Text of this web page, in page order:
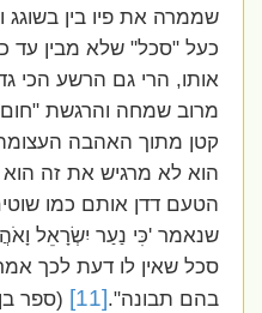
שממרה את פיו בין בשוגג
כעל "סכל" שלא מבין עד
אותו, הרי גם הרשע הכי
מרוב שמחה והרגשת "חום"
קטן מתוך האהבה העצומה
הוא לא מרגיש את זה הוא
הטעם דדן אותם כמו שוטים
שנאמר 'כִּי נַעַר יִשְׂרָאֵל
סכל שאין לו דעת לכך אמר
בהם תבונה".[11](ספר בן